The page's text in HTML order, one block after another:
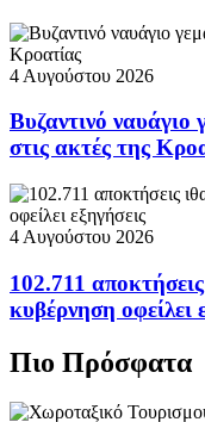
4 Αυγούστου 2026
Βυζαντινό
στις ακτές της
4 Αυγούστου 2026
102.711
κυβέρνηση οφείλει
Πιο Πρόσφατα